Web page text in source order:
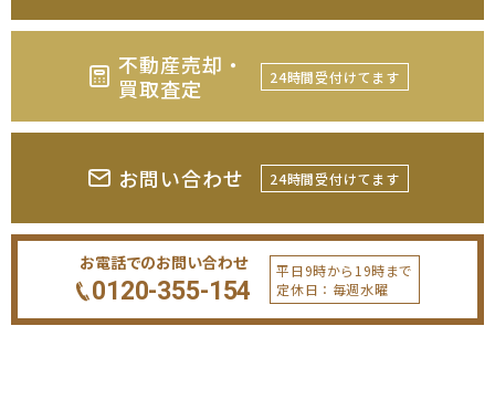
不動産売却・
買取査定
24時間受付けてます
お問い合わせ 24時間受付けてます
お電話でのお問い合わせ
0120-355-154
平日9時から19時まで
定休日：毎週水曜